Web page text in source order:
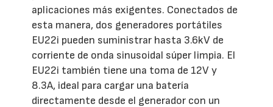
aplicaciones más exigentes. Conectados de
esta manera, dos generadores portátiles
EU22i pueden suministrar hasta 3.6kV de
corriente de onda sinusoidal súper limpia. El
EU22i también tiene una toma de 12V y
8.3A, ideal para cargar una batería
directamente desde el generador con un